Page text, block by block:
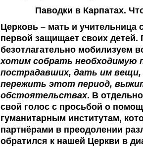
Паводки в Карпатах.
Церковь – мать и учительница
первой защищает своих
безотлагательно мобилизуем
хотим собрать необходимую
пострадавших, дать им
пережить этот период,
обстоятельствах. В
свой голос с просьбой о
гуманитарным институтам,
партнёрами в преодолении
обратился к нашей Церкви в